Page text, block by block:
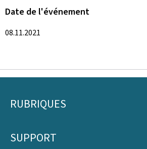
Date de l'événement
08.11.2021
Pied
page
RUBRIQUES
SUPPORT